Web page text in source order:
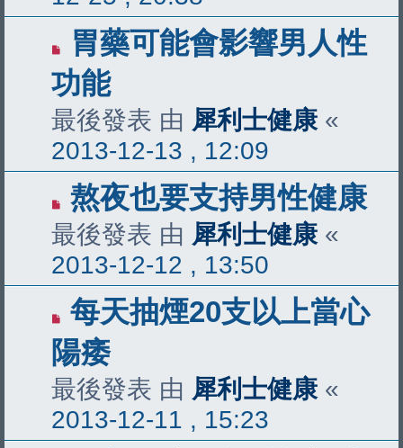
胃藥可能會影響男人性
功能
最後發表 由 犀利士健康 «
2013-12-13 , 12:09
熬夜也要支持男性健康
最後發表 由 犀利士健康 «
2013-12-12 , 13:50
每天抽煙20支以上當心
陽痿
最後發表 由 犀利士健康 «
2013-12-11 , 15:23